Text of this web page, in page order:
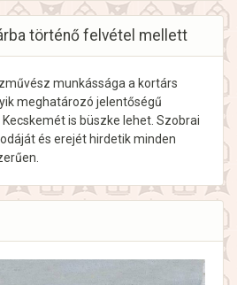
történő felvétel mellett
munkássága a kortárs
meghatározó jelentőségű
is büszke lehet. Szobrai
és erejét hirdetik minden